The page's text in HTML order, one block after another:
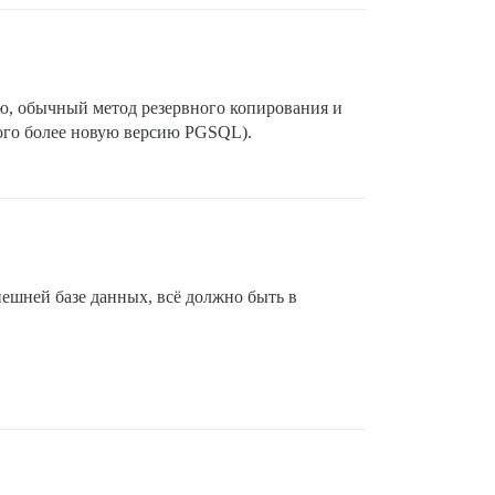
обычный метод резервного копирования и
более новую версию PGSQL).
базе данных, всё должно быть в